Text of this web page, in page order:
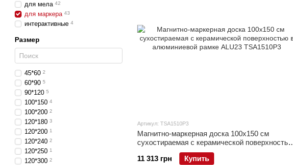
Артикул: TSA1510P3
Магнитно-маркерная доска 100x150 см
сухостираемая с керамической поверхностью
в алюминиевой рамке ALU23
11 313 грн
Купить
для мела 42
для маркера 43
интерактивные 4
Размер
45*60 2
60*90 5
90*120 5
100*150 4
100*200 2
120*180 3
120*200 1
120*240 2
120*250 1
120*300 2